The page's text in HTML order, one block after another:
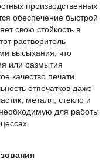
производственных
обеспечение быстрой
свою стойкость в
растворитель
высыхания, что
или размытия
качество печати.
отпечатков даже
металл, стекло и
для работы